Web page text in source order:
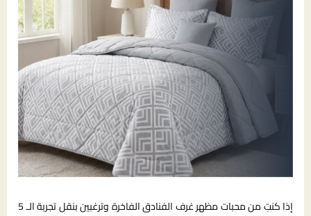
إذا كنتِ من محبات مظهر غرف الفنادق الفاخرة وترغبين بنقل تجربة الـ 5